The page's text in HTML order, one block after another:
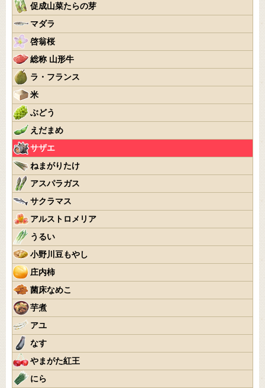
促成山菜たらの芽
マダラ
啓翁桜
総称 山形牛
ラ・フランス
米
ぶどう
えだまめ
サザエ
ねまがりたけ
アスパラガス
サクラマス
アルストロメリア
うるい
小野川豆もやし
庄内柿
菌床なめこ
芋煮
アユ
なす
やまがた紅王
にら